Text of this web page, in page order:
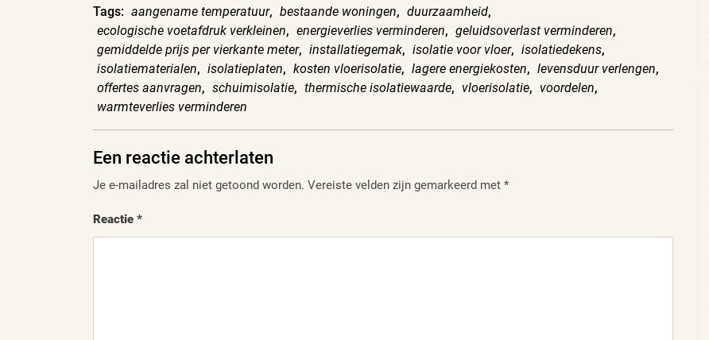
Tags: aangename temperatuur, bestaande woningen, duurzaamheid,
ecologische voetafdruk verkleinen, energieverlies verminderen, geluidsoverlast verminderen,
gemiddelde prijs per vierkante meter, installatiegemak, isolatie voor vloer, isolatiedekens,
isolatiematerialen, isolatieplaten, kosten vloerisolatie, lagere energiekosten, levensduur verlengen,
offertes aanvragen, schuimisolatie, thermische isolatiewaarde, vloerisolatie, voordelen,
warmteverlies verminderen
Een reactie achterlaten
Je e-mailadres zal niet getoond worden. Vereiste velden zijn gemarkeerd met *
Reactie *